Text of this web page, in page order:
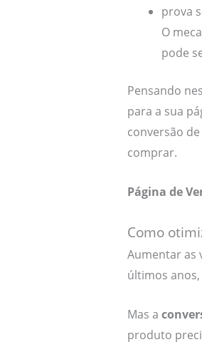
prova
O
pode
Pensando
para a sua
conversão
comprar.
Página de
Como
Aumentar as
últimos
Mas a
produto